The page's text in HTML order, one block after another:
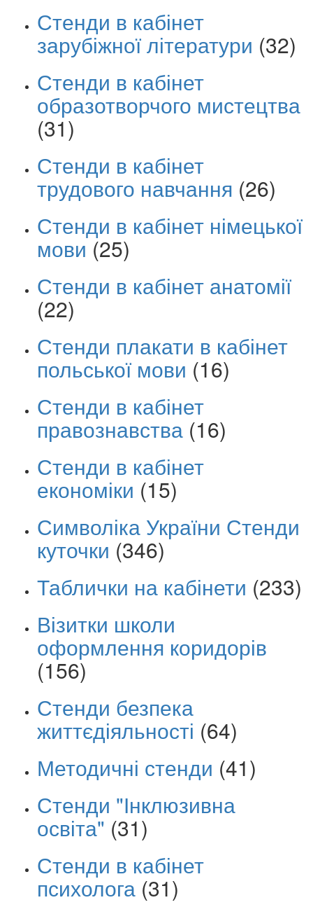
Стенди в кабінет
зарубіжної літератури (32)
Стенди в кабінет
образотворчого мистецтва
(31)
Стенди в кабінет
трудового навчання (26)
Стенди в кабінет німецької
мови (25)
Стенди в кабінет анатомії
(22)
Стенди плакати в кабінет
польської мови (16)
Стенди в кабінет
правознавства (16)
Стенди в кабінет
економіки (15)
Символіка України Стенди
куточки (346)
Таблички на кабінети (233)
Візитки школи
оформлення коридорів
(156)
Стенди безпека
життєдіяльності (64)
Методичні стенди (41)
Стенди "Інклюзивна
освіта" (31)
Стенди в кабінет
психолога (31)